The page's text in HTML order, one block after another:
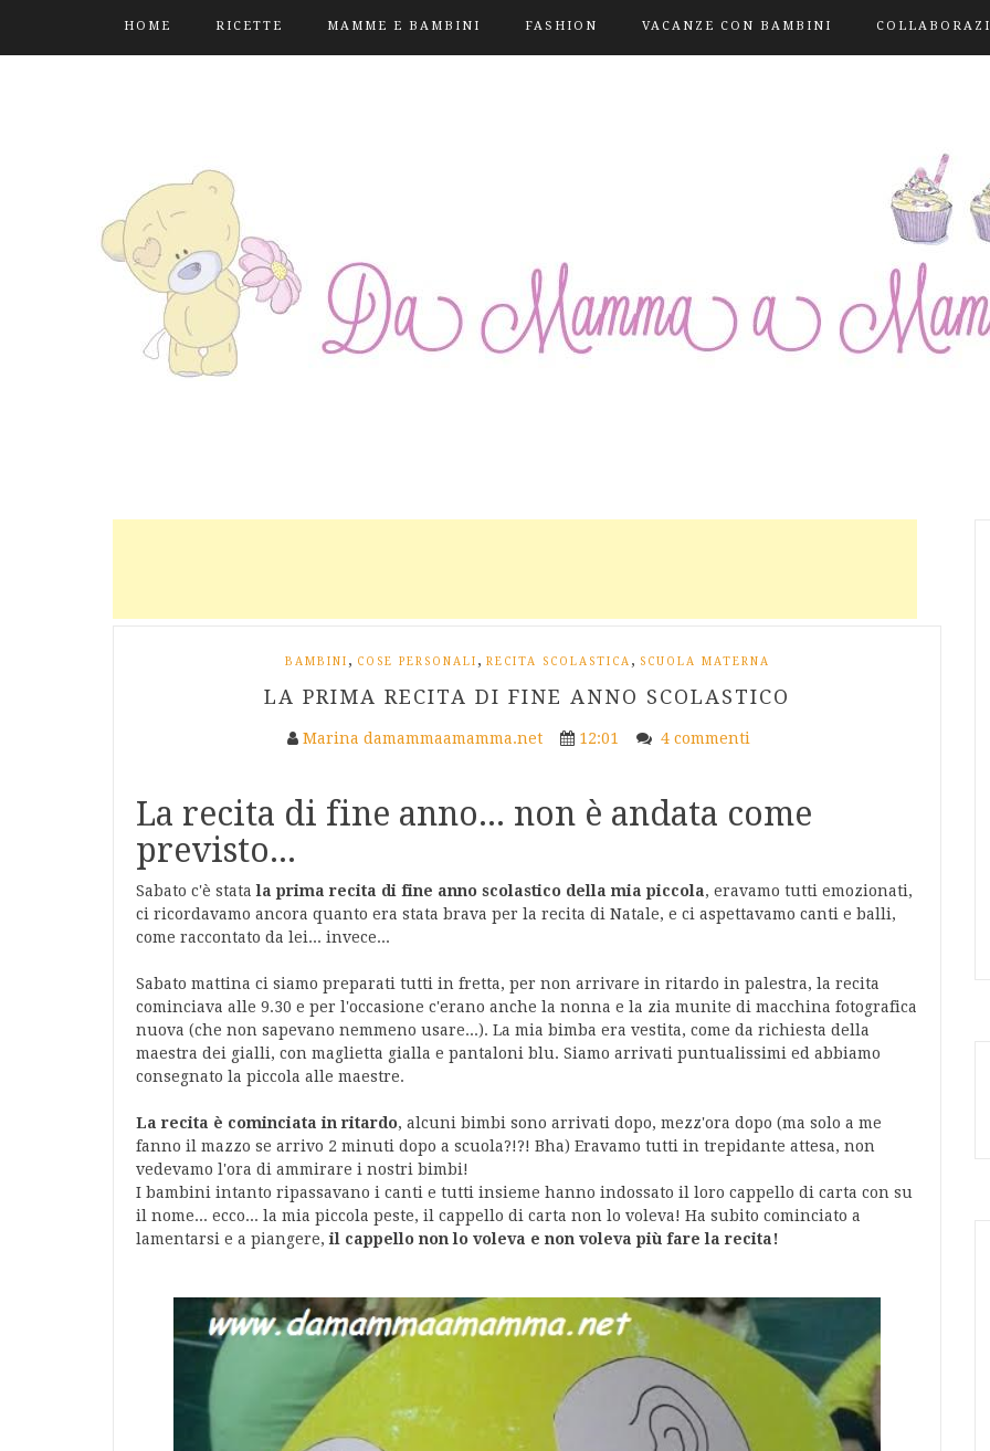
HOME RICETTE MAMME E BAMBINI FASHION VACANZE CON BAMBINI
BAMBINI , COSE PERSONALI , RECITA SCOLASTICA , SCUOLA MATERNA
LA PRIMA RECITA DI FINE ANNO SCOLASTICO
Marina damammaamamma.net 12:01 4 commenti
La recita di fine anno... non è andata come
previsto...
Sabato c'è stata la prima recita di fine anno scolastico della mia piccola, eravamo tutti emozionati,
ci ricordavamo ancora quanto era stata brava per la recita di Natale, e ci aspettavamo canti e balli,
come raccontato da lei... invece...
Sabato mattina ci siamo preparati tutti in fretta, per non arrivare in ritardo in palestra, la recita
cominciava alle 9.30 e per l'occasione c'erano anche la nonna e la zia munite di macchina fotografica
nuova (che non sapevano nemmeno usare...). La mia bimba era vestita, come da richiesta della
maestra dei gialli, con maglietta gialla e pantaloni blu. Siamo arrivati puntualissimi ed abbiamo
consegnato la piccola alle maestre.
La recita è cominciata in ritardo, alcuni bimbi sono arrivati dopo, mezz'ora dopo (ma solo a me
fanno il mazzo se arrivo 2 minuti dopo a scuola?!?! Bha) Eravamo tutti in trepidante attesa, non
vedevamo l'ora di ammirare i nostri bimbi!
I bambini intanto ripassavano i canti e tutti insieme hanno indossato il loro cappello di carta con su
il nome... ecco... la mia piccola peste, il cappello di carta non lo voleva! Ha subito cominciato a
lamentarsi e a piangere,il cappello non lo voleva e non voleva più fare la recita!